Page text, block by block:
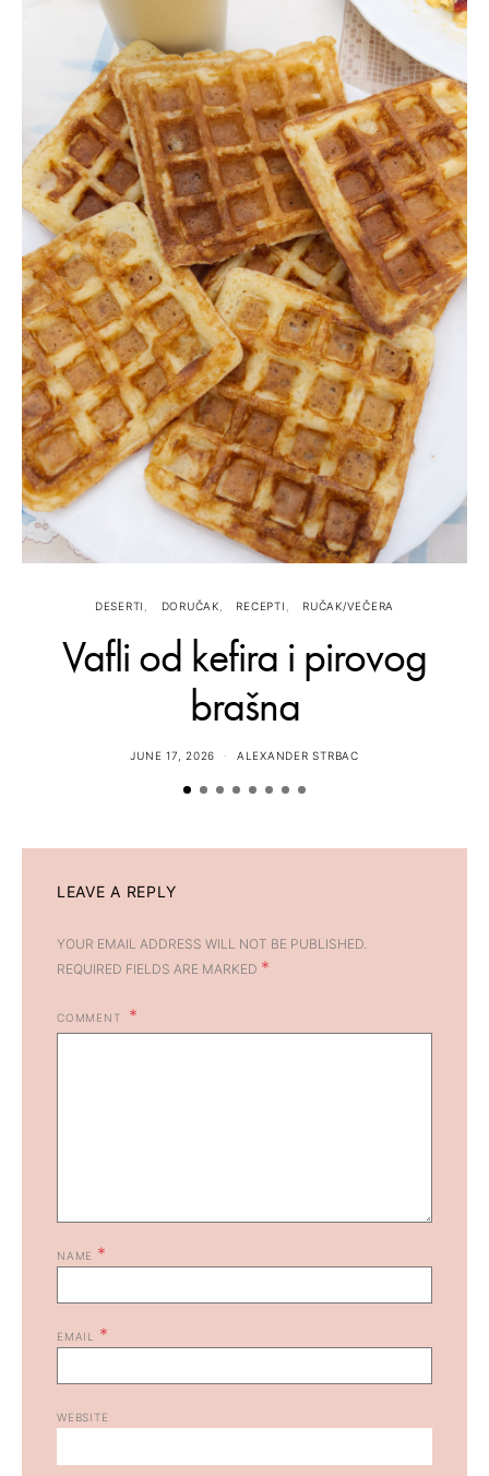
DESERTI DORUČAK RECEPTI RUČAK/VEČERA
Vafli od kefira i pirovog
brašna
JUNE 17, 2026 ALEXANDER STRBAC
LEAVE A REPLY
YOUR EMAIL ADDRESS WILL NOT BE PUBLISHED.
REQUIRED FIELDS ARE MARKED *
COMMENT
NAME *
EMAIL *
WEBSITE